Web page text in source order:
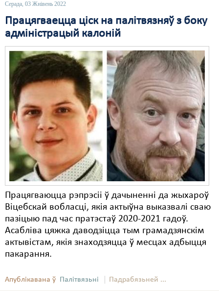
Серада, 03 Жнівень 2022
Працягваецца ціск на палітвязняў з боку
адміністрацый калоній
Працягваюцца рэпрэсіі ў дачыненні да жыхароў
Віцебскай вобласці, якія актыўна выказвалі сваю
пазіцыю пад час пратэстаў 2020-2021 гадоў.
Асабліва цяжка даводзіцца тым грамадзянскім
актывістам, якія знаходзяцца ў месцах адбыцця
пакарання.
Апублікавана ў Палітвязьні Падрабязьней ...